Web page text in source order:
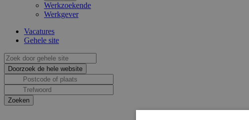
Werkzoekende
Werkgever
Vacatures
Gehele site